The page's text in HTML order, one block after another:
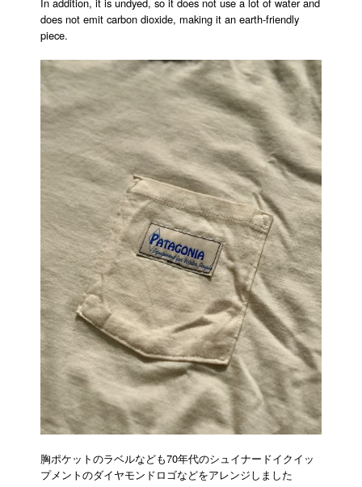
does not emit carbon dioxide, making it an earth-friendly
piece.
胸ポケットのラベルなども70年代のシュイナードイクイッ
プメントのダイヤモンドロゴなどをアレンジしました